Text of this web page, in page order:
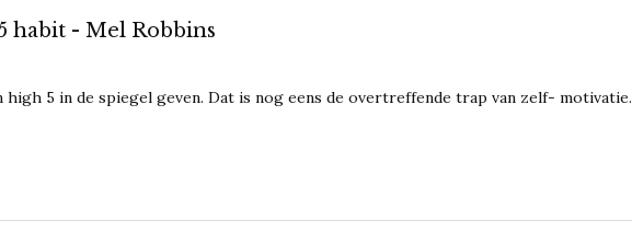
habit - Mel Robbins
high 5 in de spiegel geven. Dat is nog eens de overtreffende trap van zelf- motivatie.